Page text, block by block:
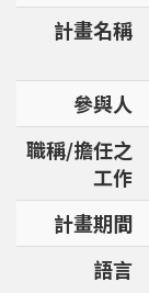
計畫名稱
參與人
職稱/擔任之
工作
計畫期間
語言